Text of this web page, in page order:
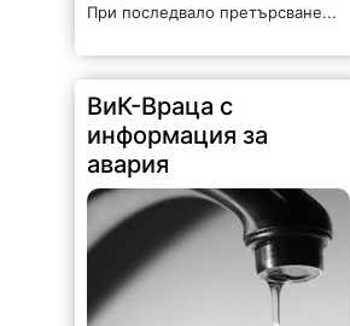
При последвало претърсване...
ВиК-Враца с
информация за
авария